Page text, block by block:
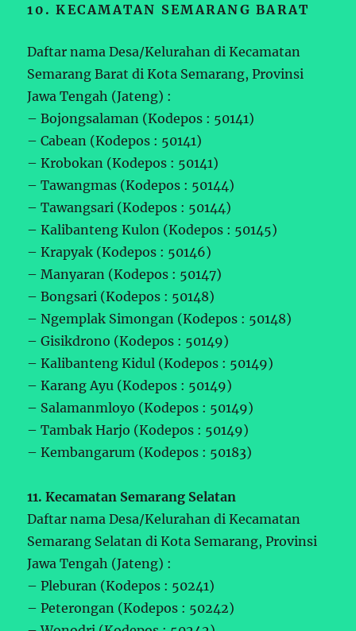
10. KECAMATAN SEMARANG BARAT
Daftar nama Desa/Kelurahan di Kecamatan
Semarang Barat di Kota Semarang, Provinsi
Jawa Tengah (Jateng) :
– Bojongsalaman (Kodepos : 50141)
– Cabean (Kodepos : 50141)
– Krobokan (Kodepos : 50141)
– Tawangmas (Kodepos : 50144)
– Tawangsari (Kodepos : 50144)
– Kalibanteng Kulon (Kodepos : 50145)
– Krapyak (Kodepos : 50146)
– Manyaran (Kodepos : 50147)
– Bongsari (Kodepos : 50148)
– Ngemplak Simongan (Kodepos : 50148)
– Gisikdrono (Kodepos : 50149)
– Kalibanteng Kidul (Kodepos : 50149)
– Karang Ayu (Kodepos : 50149)
– Salamanmloyo (Kodepos : 50149)
– Tambak Harjo (Kodepos : 50149)
– Kembangarum (Kodepos : 50183)
11. Kecamatan Semarang Selatan
Daftar nama Desa/Kelurahan di Kecamatan
Semarang Selatan di Kota Semarang, Provinsi
Jawa Tengah (Jateng) :
– Pleburan (Kodepos : 50241)
– Peterongan (Kodepos : 50242)